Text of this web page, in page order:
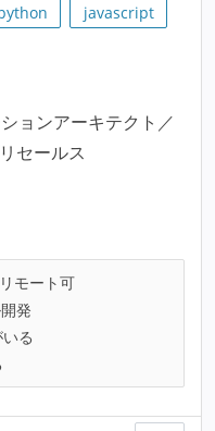
javascript
ョンアーキテクト／
セールス
モート可
発
る